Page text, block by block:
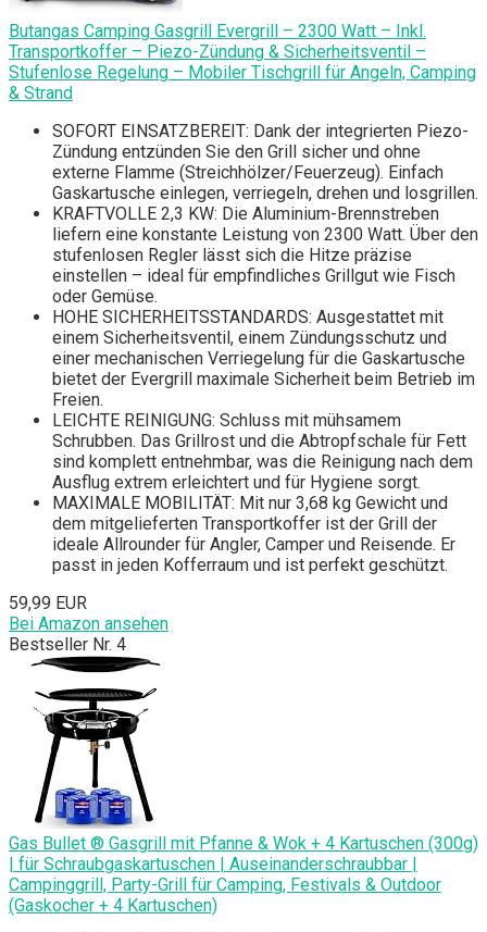
Butangas Camping Gasgrill Evergrill – 2300 Watt – Inkl.
Transportkoffer – Piezo-Zündung & Sicherheitsventil –
Stufenlose Regelung – Mobiler Tischgrill für Angeln, Camping
& Strand
SOFORT EINSATZBEREIT: Dank der integrierten Piezo-
Zündung entzünden Sie den Grill sicher und ohne
externe Flamme (Streichhölzer/Feuerzeug). Einfach
Gaskartusche einlegen, verriegeln, drehen und losgrillen.
KRAFTVOLLE 2,3 KW: Die Aluminium-Brennstreben
liefern eine konstante Leistung von 2300 Watt. Über den
stufenlosen Regler lässt sich die Hitze präzise
einstellen – ideal für empfindliches Grillgut wie Fisch
oder Gemüse.
HOHE SICHERHEITSSTANDARDS: Ausgestattet mit
einem Sicherheitsventil, einem Zündungsschutz und
einer mechanischen Verriegelung für die Gaskartusche
bietet der Evergrill maximale Sicherheit beim Betrieb im
Freien.
LEICHTE REINIGUNG: Schluss mit mühsamem
Schrubben. Das Grillrost und die Abtropfschale für Fett
sind komplett entnehmbar, was die Reinigung nach dem
Ausflug extrem erleichtert und für Hygiene sorgt.
MAXIMALE MOBILITÄT: Mit nur 3,68 kg Gewicht und
dem mitgelieferten Transportkoffer ist der Grill der
ideale Allrounder für Angler, Camper und Reisende. Er
passt in jeden Kofferraum und ist perfekt geschützt.
59,99 EUR
Bei Amazon ansehen
Bestseller Nr. 4
Gas Bullet ® Gasgrill mit Pfanne & Wok + 4 Kartuschen (300g)
| für Schraubgaskartuschen | Auseinanderschraubbar |
Campinggrill, Party-Grill für Camping, Festivals & Outdoor
(Gaskocher + 4 Kartuschen)